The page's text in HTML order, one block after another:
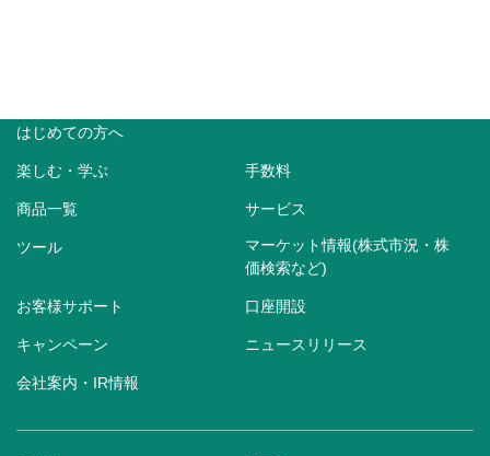
はじめての方へ
楽しむ・学ぶ 手数料
商品一覧 サービス
ツール
マーケット情報(株式市況・株
価検索など)
お客様サポート 口座開設
キャンペーン ニュースリリース
会社案内・IR情報